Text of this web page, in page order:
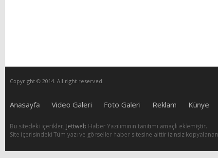
Copyright © 2014. All right reserved.
Anasayfa Video Galeri Foto Galeri Reklam Künye
Bu sitedeki içerikler, Jettweb Haber Yazılımının tanıtımı amaçlı eklemiştir.
Site içerisindeki Tüm yazı ve görseller haber sitesine aittir izinsiz